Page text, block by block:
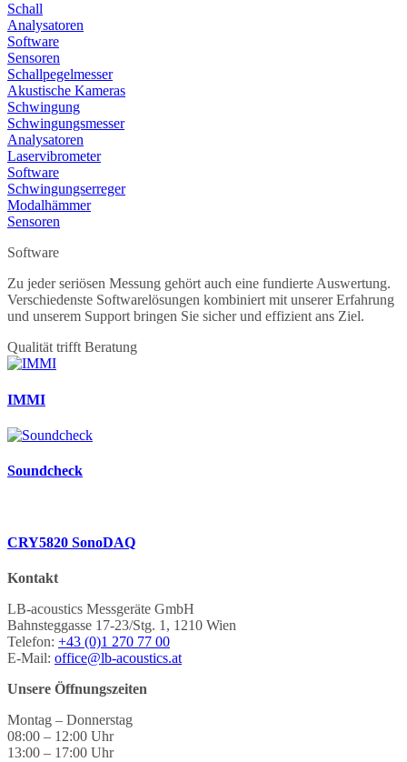
Schall
Analysatoren
Software
Sensoren
Schallpegelmesser
Akustische Kameras
Schwingung
Schwingungsmesser
Analysatoren
Laservibrometer
Software
Schwingungserreger
Modalhämmer
Sensoren
Software
Zu jeder seriösen Messung gehört auch eine fundierte Auswertung.
Verschiedenste Softwarelösungen kombiniert mit unserer Erfahrung
und unserem Support bringen Sie sicher und effizient ans Ziel.
Qualität trifft Beratung
IMMI
Soundcheck
CRY5820 SonoDAQ
Kontakt
LB-acoustics Messgeräte GmbH
Bahnsteggasse 17-23/Stg. 1, 1210 Wien
Telefon: +43 (0)1 270 77 00
E-Mail: office@lb-acoustics.at
Unsere Öffnungszeiten
Montag – Donnerstag
08:00 – 12:00 Uhr
13:00 – 17:00 Uhr